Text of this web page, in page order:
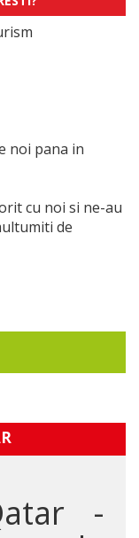
noi pana in
cu noi si ne-au
de
-